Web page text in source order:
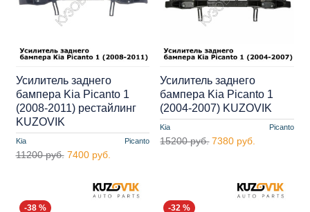
Kia Picanto
Усилитель заднего
бампера Kia Picanto 1
(2008-2011) рестайлинг
KUZOVIK
11200 руб. 7400 руб.
Kia Picanto
Усилитель заднего
бампера Kia Picanto 1
(2004-2007) KUZOVIK
15200 руб. 7380 руб.
-38 % -32 %